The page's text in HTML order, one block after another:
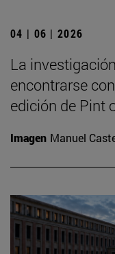
04 | 06 | 2026
La
encontrarse
edición de Pint
Imagen Manuel